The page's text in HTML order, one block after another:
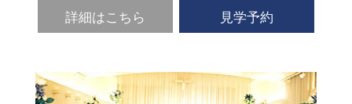
詳細はこちら 見学予約